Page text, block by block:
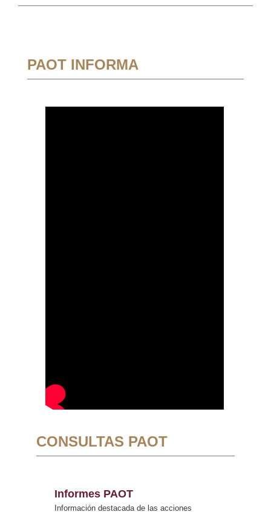
PAOT INFORMA
CONSULTAS PAOT
Informes PAOT
Información destacada de las acciones